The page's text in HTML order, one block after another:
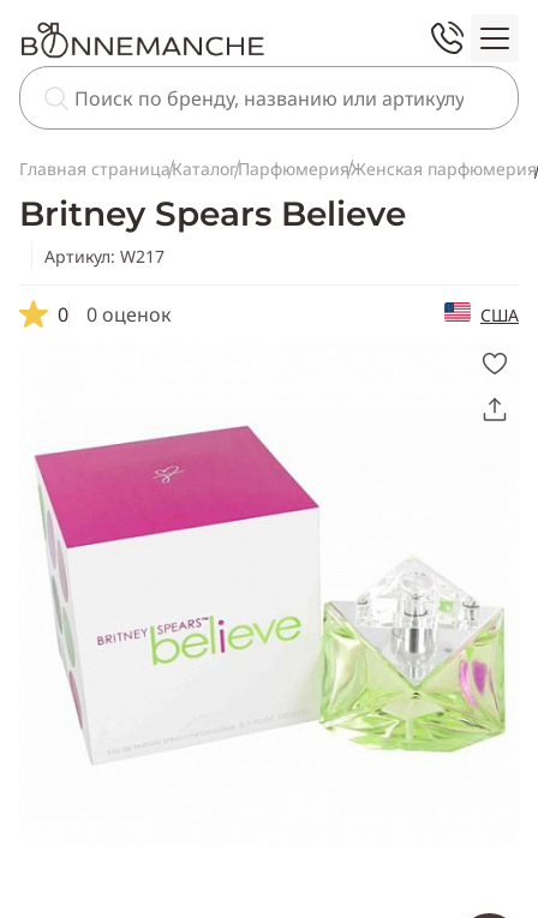
Главная страницаКаталогПарфюмерияЖенская парфюмерия
Britney Spears Believe
Артикул: W217
0 0 оценок США
Telegram
WhatsApp
Viber
ВКонтакте